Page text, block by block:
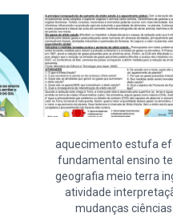
aquecimento estufa
fundamental ensino
geografia meio terra
atividade
mudanças ciências